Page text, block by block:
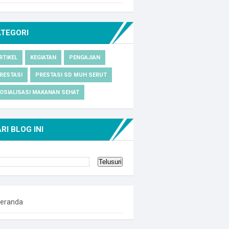
KEGIATAN PENGAJIAN
PRESTASI SD MUH SERUT
MAKANAN SEHAT
BLOG INI